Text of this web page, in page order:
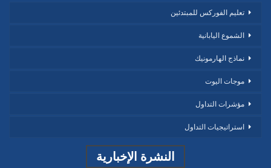
تعليم الفوركس للمبتدئين
الشموع اليابانية
نماذج الهارمونيك
موجات اليوت
مؤشرات التداول
استراتيجيات التداول
النشرة الإخبارية